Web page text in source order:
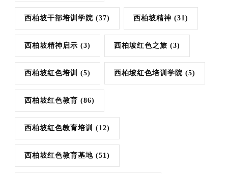
西柏坡干部培训学院 (37) 西柏坡精神 (31)
西柏坡精神启示 (3) 西柏坡红色之旅 (3)
西柏坡红色培训 (5) 西柏坡红色培训学院 (5)
西柏坡红色教育 (86)
西柏坡红色教育培训 (12)
西柏坡红色教育基地 (51)